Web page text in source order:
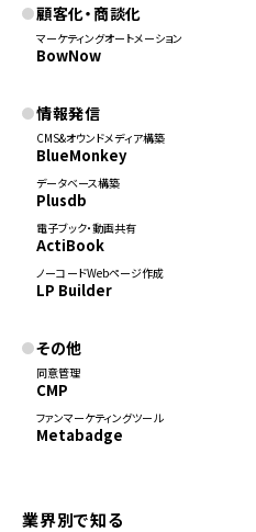
顧客化・商談化
マーケティングオートメーション
BowNow
情報発信
CMS&オウンドメディア構築
BlueMonkey
データベース構築
Plusdb
電子ブック・動画共有
ActiBook
ノーコードWebページ作成
LP Builder
その他
同意管理
CMP
ファンマーケティングツール
Metabadge
業界別で知る